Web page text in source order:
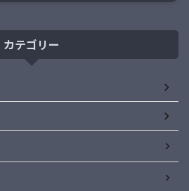
カテゴリー